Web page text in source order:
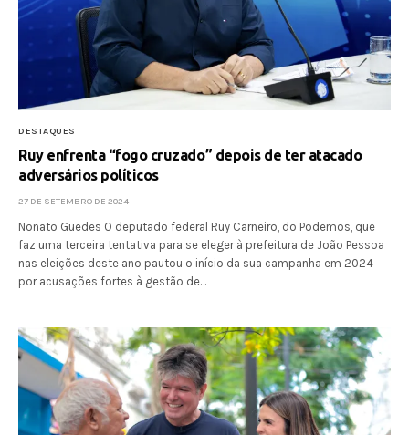
DESTAQUES
Ruy enfrenta “fogo cruzado” depois de ter atacado
adversários políticos
27 DE SETEMBRO DE 2024
Nonato Guedes O deputado federal Ruy Carneiro, do Podemos, que
faz uma terceira tentativa para se eleger à prefeitura de João Pessoa
nas eleições deste ano pautou o início da sua campanha em 2024
por acusações fortes à gestão de…